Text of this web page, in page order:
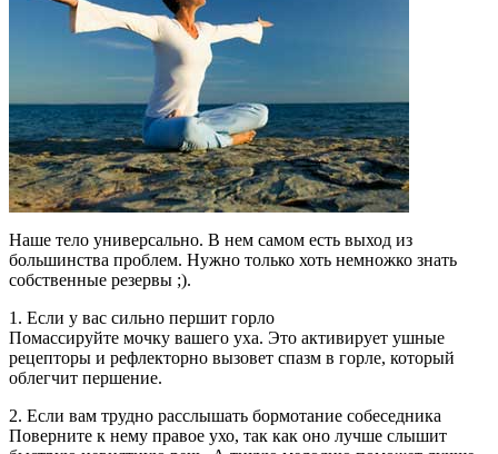
Наше тело универсально. В нем самом есть выход из
большинства проблем. Нужно только хоть немножко знать
собственные резервы ;).
1. Если у вас сильно першит горло
Помассируйте мочку вашего уха. Это активирует ушные
рецепторы и рефлекторно вызовет спазм в горле, который
облегчит першение.
2. Если вам трудно расслышать бормотание собеседника
Поверните к нему правое ухо, так как оно лучше слышит